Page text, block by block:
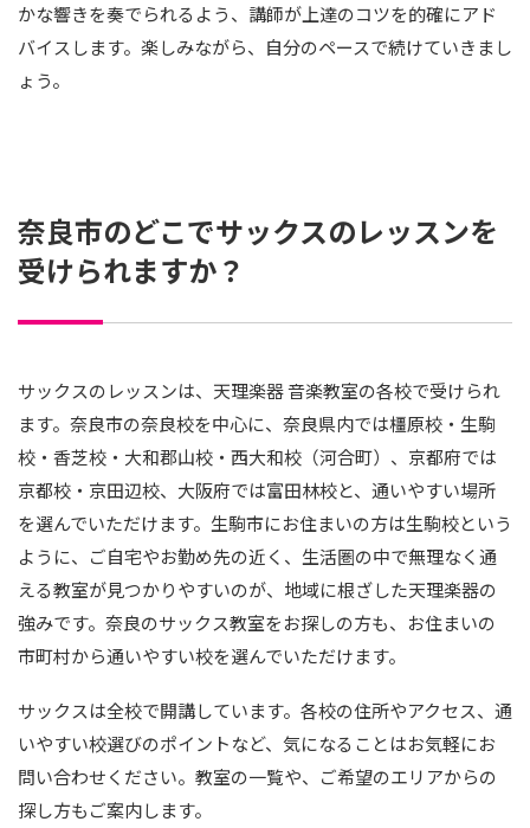
かな響きを奏でられるよう、講師が上達のコツを的確にアド
バイスします。楽しみながら、自分のペースで続けていきまし
ょう。
奈良市のどこでサックスのレッスンを
受けられますか？
サックスのレッスンは、天理楽器 音楽教室の各校で受けられ
ます。奈良市の奈良校を中心に、奈良県内では橿原校・生駒
校・香芝校・大和郡山校・西大和校（河合町）、京都府では
京都校・京田辺校、大阪府では富田林校と、通いやすい場所
を選んでいただけます。生駒市にお住まいの方は生駒校という
ように、ご自宅やお勤め先の近く、生活圏の中で無理なく通
える教室が見つかりやすいのが、地域に根ざした天理楽器の
強みです。奈良のサックス教室をお探しの方も、お住まいの
市町村から通いやすい校を選んでいただけます。
サックスは全校で開講しています。各校の住所やアクセス、通
いやすい校選びのポイントなど、気になることはお気軽にお
問い合わせください。教室の一覧や、ご希望のエリアからの
探し方もご案内します。